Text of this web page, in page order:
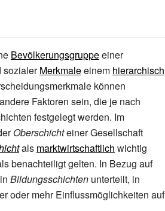
Bevölkerungsgruppeeiner
sozialerMerkmaleeinem hierarchisch
können
Faktoren sein, die je nach
festgelegt werden. Im
Oberschichteiner Gesellschaft
als marktwirtschaftlich wichtig
benachteiligt gelten. In Bezug auf
Bildungsschichten unterteilt, in
oder mehr Einflussmöglichkeiten auf